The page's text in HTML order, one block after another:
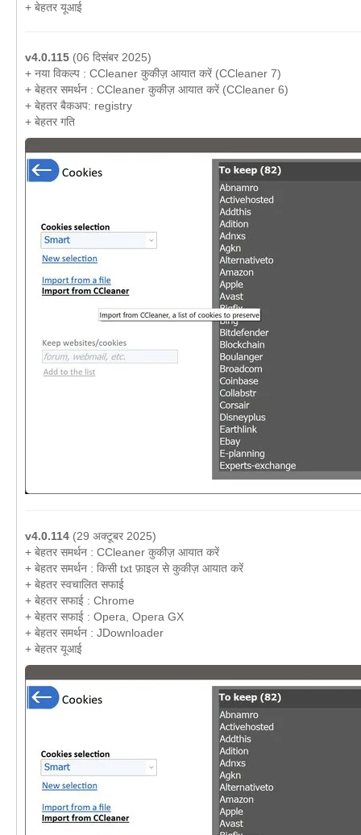
+ बेहतर यूआई
v4.0.115 (06 दिसंबर 2025)
+ नया विकल्प : CCleaner कुकीज़ आयात करें (CCleaner 7)
+ बेहतर समर्थन : CCleaner कुकीज़ आयात करें (CCleaner 6)
+ बेहतर बैकअप: registry
+ बेहतर गति
v4.0.114 (29 अक्टूबर 2025)
+ बेहतर समर्थन : CCleaner कुकीज़ आयात करें
+ बेहतर समर्थन : किसी txt फ़ाइल से कुकीज़ आयात करें
+ बेहतर स्वचालित सफाई
+ बेहतर सफाई : Chrome
+ बेहतर सफाई : Opera, Opera GX
+ बेहतर समर्थन : JDownloader
+ बेहतर यूआई